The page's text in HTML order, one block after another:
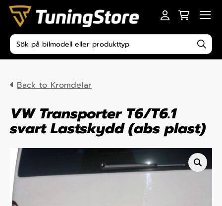
Skip to content
Produktsökning
Back to Kromdelar
VW Transporter T6/T6.1
svart Lastskydd (abs plast)